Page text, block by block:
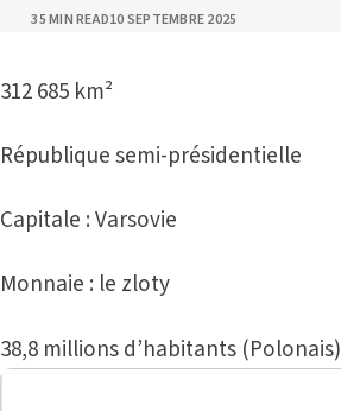
35 MIN READPUBLISHED
10 SEPTEMBRE 2025
312 685 km²
République semi-présidentielle
Capitale : Varsovie
Monnaie : le zloty
38,8 millions d’habitants (Polonais)